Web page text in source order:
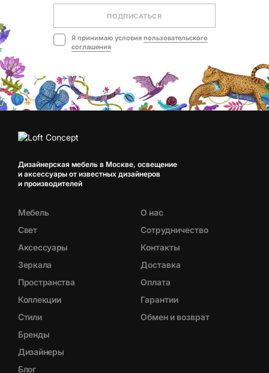
ПОДПИСАТЬСЯ
Я принимаю условия пользовательского
соглашения
Дизайнерская мебель в Москве, освещение
и аксессуары от известных дизайнеров
и производителей
Мебель
Свет
Аксессуары
Зеркала
Пространства
Коллекции
Стили
Бренды
Дизайнеры
Блог
О нас
Сотрудничество
Контакты
Доставка
Оплата
Гарантии
Обмен и возврат